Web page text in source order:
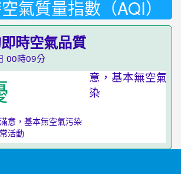
氣質量指數（AQI）
時空氣品質
00時09分
意，基本無空氣污染
活動